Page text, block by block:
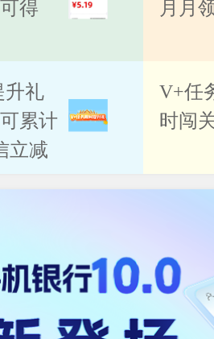
得
月月
升礼
累计
立减
V+任
时闯